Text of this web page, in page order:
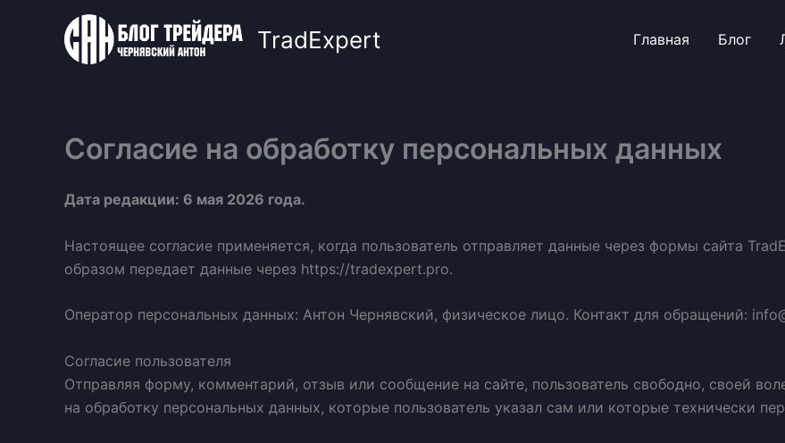
содержимому
TradExpert Главная Блог
Согласие на обработку персональных данных
Дата редакции: 6 мая 2026 года.
Настоящее согласие применяется, когда пользователь отправляет данные через формы сайта
образом передает данные через https://tradexpert.pro.
Оператор персональных данных: Антон Чернявский, физическое лицо. Контакт для обращений:
Согласие пользователя
Отправляя форму, комментарий, отзыв или сообщение на сайте, пользователь свободно, своей
на обработку персональных данных, которые пользователь указал сам или которые технически